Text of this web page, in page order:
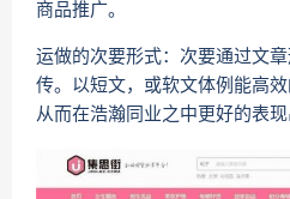
商品推广。
运做的次要形式：次要通过文
传。以短文，或软文体例能高
从而在浩瀚同业之中更好的表现